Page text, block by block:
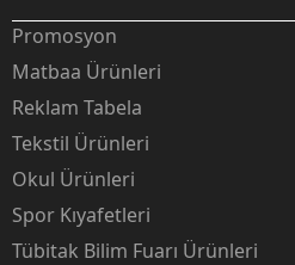
Promosyon
Matbaa Ürünleri
Reklam Tabela
Tekstil Ürünleri
Okul Ürünleri
Spor Kıyafetleri
Tübitak Bilim Fuarı Ürünleri